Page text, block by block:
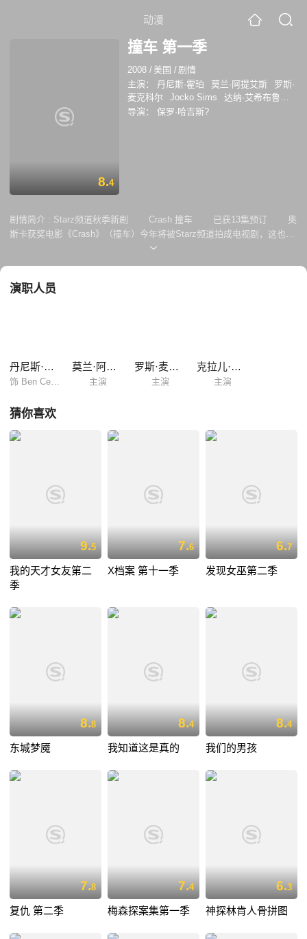
动漫
8.4
撞车 第一季
2008 / 美国 /剧情
主演：
丹尼斯·霍珀 莫兰·阿提艾斯
罗斯·
麦克科尔
Jocko Sims
达纳·艾希布鲁克
克拉儿·凯瑞
导演： 保罗·哈吉斯?
剧情简介 : Starz频道秋季新剧 Crash 撞车 已获13集预订 奥
斯卡获奖电影《Crash》（撞车）今年将被Starz频道拍成电视剧，这也是
该电视频道建立以来第一部原创情节类电视剧。Starz是一个以播放电影
剧、导演兼制片人Paul Haggis，制片人Bobby Moresco、Bob Yari、Don
初是当作一部电视剧来构思的，只是因为种...
演职人员
丹尼斯·霍珀 莫兰·阿提艾斯
主演
罗斯·麦克科尔
主演
克拉儿·凯瑞
主演
猜你喜欢
9.5
我的天才女友第二
季
7.6
X档案 第十一季
6.7
发现女巫第二季
8.8
东城梦魇
8.4
我知道这是真的
8.4
我们的男孩
7.8
复仇 第二季
7.4
梅森探案集第一季
6.3
神探林肯人骨拼图